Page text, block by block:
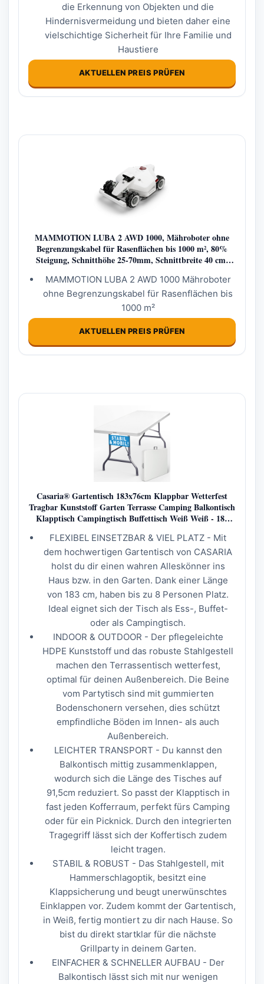
die Erkennung von Objekten und die
Hindernisvermeidung und bieten daher eine
vielschichtige Sicherheit für Ihre Familie und
Haustiere
AKTUELLEN PREIS PRÜFEN
MAMMOTION LUBA 2 AWD 1000, Mähroboter ohne
Begrenzungskabel für Rasenflächen bis 1000 m², 80%
Steigung, Schnitthöhe 25-70mm, Schnittbreite 40 cm,
MAMMOTION LUBA 2 AWD 1000 Mähroboter
ohne Begrenzungskabel für Rasenflächen bis
1000 m²
AKTUELLEN PREIS PRÜFEN
Casaria® Gartentisch 183x76cm Klappbar Wetterfest
Tragbar Kunststoff Garten Terrasse Camping Balkontisch
Klapptisch Campingtisch Buffettisch Weiß Weiß - 183
FLEXIBEL EINSETZBAR & VIEL PLATZ - Mit
dem hochwertigen Gartentisch von CASARIA
holst du dir einen wahren Alleskönner ins
Haus bzw. in den Garten. Dank einer Länge
von 183 cm, haben bis zu 8 Personen Platz.
Ideal eignet sich der Tisch als Ess-, Buffet-
oder als Campingtisch.
INDOOR & OUTDOOR - Der pflegeleichte
HDPE Kunststoff und das robuste Stahlgestell
machen den Terrassentisch wetterfest,
optimal für deinen Außenbereich. Die Beine
vom Partytisch sind mit gummierten
Bodenschonern versehen, dies schützt
empfindliche Böden im Innen- als auch
Außenbereich.
LEICHTER TRANSPORT - Du kannst den
Balkontisch mittig zusammenklappen,
wodurch sich die Länge des Tisches auf
91,5cm reduziert. So passt der Klapptisch in
fast jeden Kofferraum, perfekt fürs Camping
oder für ein Picknick. Durch den integrierten
Tragegriff lässt sich der Koffertisch zudem
leicht tragen.
STABIL & ROBUST - Das Stahlgestell, mit
Hammerschlagoptik, besitzt eine
Klappsicherung und beugt unerwünschtes
Einklappen vor. Zudem kommt der Gartentisch,
in Weiß, fertig montiert zu dir nach Hause. So
bist du direkt startklar für die nächste
Grillparty in deinem Garten.
EINFACHER & SCHNELLER AUFBAU - Der
Balkontisch lässt sich mit nur wenigen